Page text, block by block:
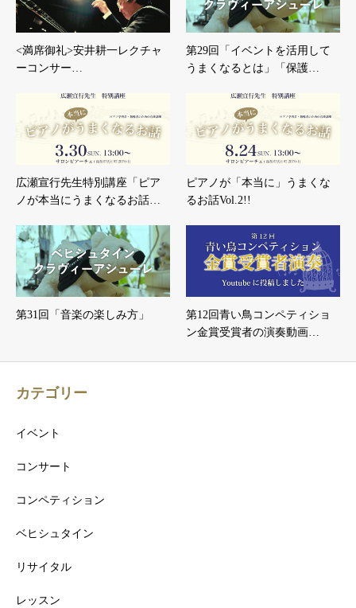
<満席御礼>安井耕一レクチャ
ーコンサー…
第29回「イベントを活用して
うまくなるとは」「保護…
広瀬宣行先生特別講座「ピア
ノが本当にうまくなるお話…
ピアノが「本当に」うまくな
るお話Vol.2!!
第31回「音楽の楽しみ方」
第12回青い鳥コンペティショ
ン金賞受賞者の演奏動画…
カテゴリー
イベント
コンサート
コンペティション
ベヒシュタイン
リサイタル
レッスン